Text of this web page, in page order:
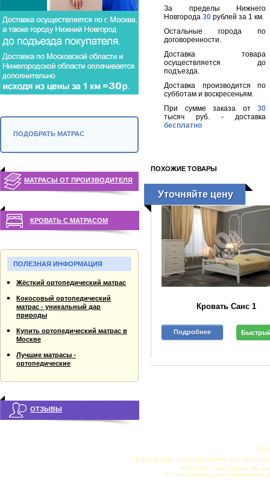
За пределы Нижнего
Новгорода30 рублей за 1 км.
Остальные города по
договоренности.
Доставка товара
осуществляется до
подъезда.
Доставка производится по
субботам и воскресеньям.
При сумме заказа от30
тысяч руб. - доставка
бесплатно
ПОХОЖИЕ ТОВАРЫ
Уточняйте цену
Кровать Санс 1
Подробнее
ПОДОБРАТЬ МАТРАС
МАТРАСЫ ОТ ПРОИЗВОДИТЕЛЯ
КРОВАТЬ С МАТРАСОМ
ПОЛЕЗНАЯ ИНФОРМАЦИЯ
Жёсткий ортопедический матрас
Кокосовый ортопедический
матрас - уникальный дар
природы
Купить ортопедический матрас в
Москве
Лучшие матрасы -
ортопедические
ОТЗЫВЫ
Информация, представленная на сайте
Работая с этим сайтом, вы
Это необходимо для нормального